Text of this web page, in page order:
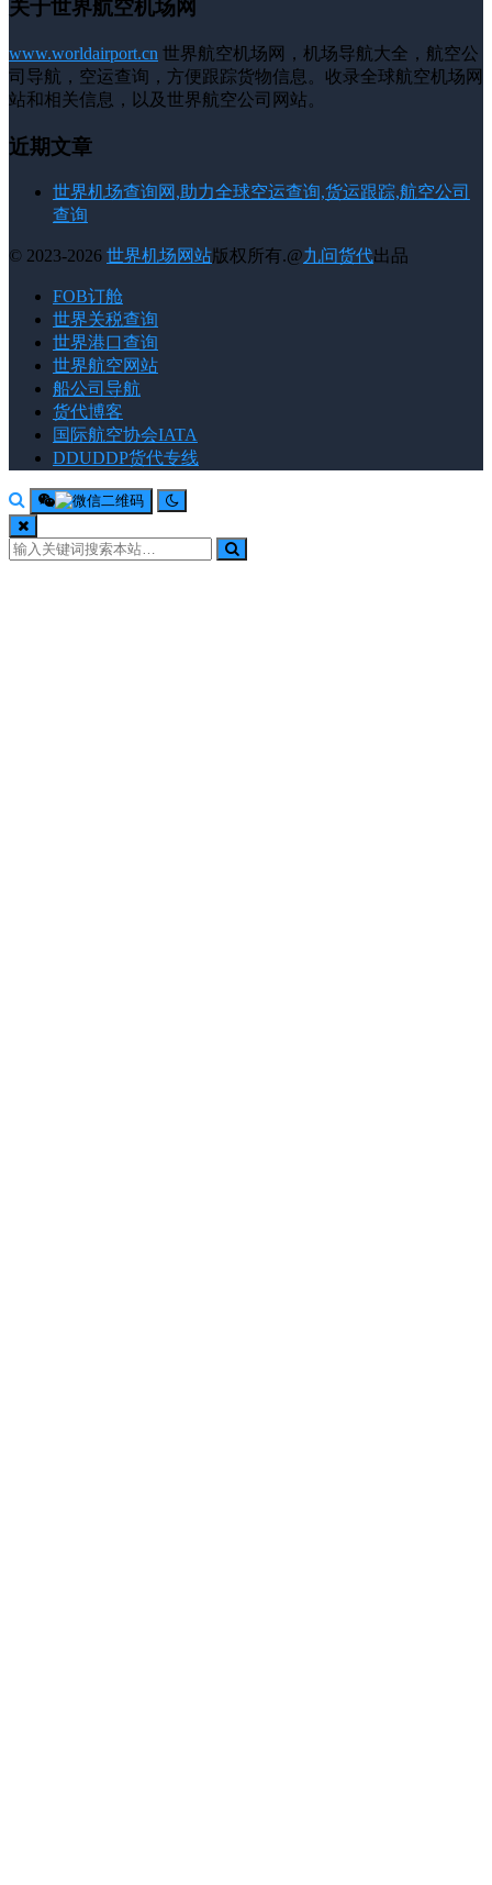
关于世界航空机场网
www.worldairport.cn 世界航空机场网，机场导航大全，航空公
司导航，空运查询，方便跟踪货物信息。收录全球航空机场网
站和相关信息，以及世界航空公司网站。
近期文章
世界机场查询网,助力全球空运查询,货运跟踪,航空公司
查询
© 2023-2026 世界机场网站版权所有.@九问货代出品
FOB订舱
世界关税查询
世界港口查询
世界航空网站
船公司导航
货代博客
国际航空协会IATA
DDUDDP货代专线